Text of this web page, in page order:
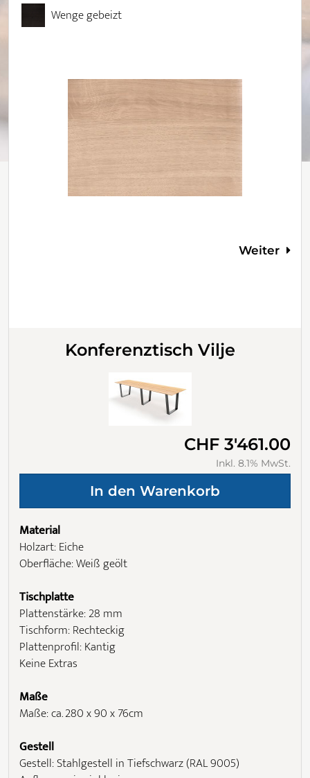
Wenge gebeizt
Weiter
Konferenztisch Vilje
CHF 3'461.00
Inkl. 8.1% MwSt.
Material
Holzart: Eiche
Oberfläche: Weiß geölt
Tischplatte
Plattenstärke: 28 mm
Tischform: Rechteckig
Plattenprofil: Kantig
Keine Extras
Maße
Maße: ca. 280 x 90 x 76cm
Gestell
Gestell: Stahlgestell in Tiefschwarz (RAL 9005)